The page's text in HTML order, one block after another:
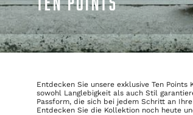
Entdecken Sie unsere exklusive Ten
sowohl Langlebigkeit als auch Stil
Passform, die sich bei jedem Schritt an
Entdecken Sie die Kollektion noch heute